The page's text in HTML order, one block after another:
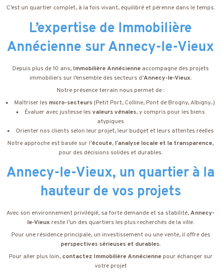
C’est un quartier complet, à la fois vivant, équilibré et pérenne dans le temps.
L’expertise de Immobilière
Annécienne sur Annecy-le-Vieux
Depuis plus de 10 ans, Immobilière Annécienne accompagne des projets
immobiliers sur l’ensemble des secteurs d’Annecy-le-Vieux.
Notre présence terrain nous permet de :
Maîtriser les micro-secteurs (Petit Port, Colline, Pont de Brogny, Albigny...)
Évaluer avec justesse lesvaleurs vénales, y compris pour les biens
atypiques
Orienter nos clients selon leur projet, leur budget et leurs attentes réelles
Notre approche est basée sur l’écoute, l’analyse locale et la transparence,
pour des décisions solides et durables.
Annecy-le-Vieux, un quartier à la
hauteur de vos projets
Avec son environnement privilégié, sa forte demande et sa stabilité,Annecy-
le-Vieux reste l’un des quartiers les plus recherchés de la ville.
Pour une résidence principale, un investissement ou une vente, il offre des
perspectives sérieuses et durables.
Pour aller plus loin, contactez Immobilière Annéciennepour échanger sur
votre projet